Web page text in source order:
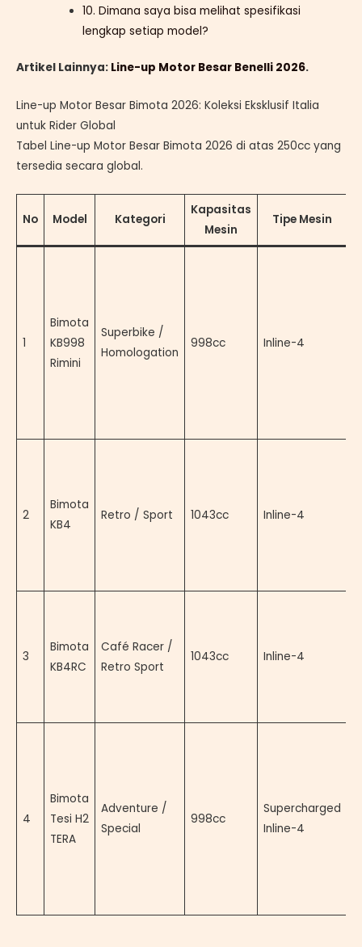
10. Dimana saya bisa melihat spesifikasi
lengkap setiap model?
Artikel Lainnya: Line-up Motor Besar Benelli 2026.
Line-up Motor Besar Bimota 2026: Koleksi Eksklusif Italia
untuk Rider Global
Tabel Line-up Motor Besar Bimota 2026 di atas 250cc yang
tersedia secara global.
No Model Kategori
Kapasitas
Mesin
Tipe Mesin
1
Bimota
KB998
Rimini
Superbike /
Homologation
998cc Inline-4
2
Bimota
KB4
Retro / Sport 1043cc Inline-4
3
Bimota
KB4RC
Café Racer /
Retro Sport
1043cc Inline-4
4
Bimota
Tesi H2
TERA
Adventure /
Special
998cc
Supercharged
Inline-4